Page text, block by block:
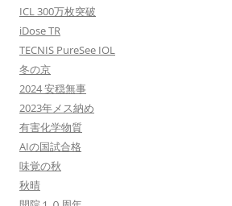
ICL 300万枚突破
iDose TR
TECNIS PureSee IOL
冬の京
2024 安穏無事
2023年メス納め
有害化学物質
AIの国試合格
味覚の秋
秋晴